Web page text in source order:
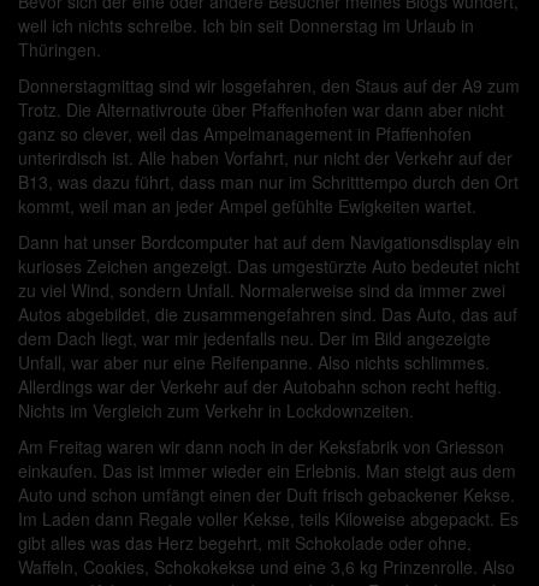
weil ich nichts schreibe. Ich bin seit Donnerstag im Urlaub in
Thüringen.
Donnerstagmittag sind wir losgefahren, den Staus auf der A9 zum
Trotz. Die Alternativroute über Pfaffenhofen war dann aber nicht
ganz so clever, weil das Ampelmanagement in Pfaffenhofen
unterirdisch ist. Alle haben Vorfahrt, nur nicht der Verkehr auf der
B13, was dazu führt, dass man nur im Schritttempo durch den Ort
kommt, weil man an jeder Ampel gefühlte Ewigkeiten wartet.
Dann hat unser Bordcomputer hat auf dem Navigationsdisplay ein
kurioses Zeichen angezeigt. Das umgestürzte Auto bedeutet nicht
zu viel Wind, sondern Unfall. Normalerweise sind da immer zwei
Autos abgebildet, die zusammengefahren sind. Das Auto, das auf
dem Dach liegt, war mir jedenfalls neu. Der im Bild angezeigte
Unfall, war aber nur eine Reifenpanne. Also nichts schlimmes.
Allerdings war der Verkehr auf der Autobahn schon recht heftig.
Nichts im Vergleich zum Verkehr in Lockdownzeiten.
Am Freitag waren wir dann noch in der Keksfabrik von Griesson
einkaufen. Das ist immer wieder ein Erlebnis. Man steigt aus dem
Auto und schon umfängt einen der Duft frisch gebackener Kekse.
Im Laden dann Regale voller Kekse, teils Kiloweise abgepackt. Es
gibt alles was das Herz begehrt, mit Schokolade oder ohne,
Waffeln, Cookies, Schokokekse und eine 3,6 kg Prinzenrolle. Also